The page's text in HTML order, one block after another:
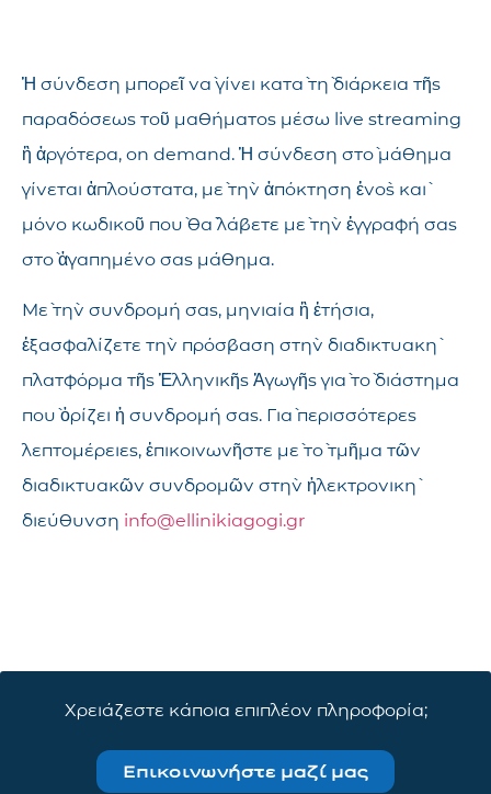
Ἡ σύνδεση μπορεῖ νὰ γίνει κατὰ τὴ διάρκεια τῆς
παραδόσεως τοῦ μαθήματος μέσω live streaming
ἢ ἀργότερα, on demand. Ἡ σύνδεση στὸ μάθημα
γίνεται ἁπλούστατα, μὲ τὴν ἀπόκτηση ἑνὸς καὶ
μόνο κωδικοῦ ποὺ θὰ λάβετε μὲ τὴν ἐγγραφή σας
στὸ ἀγαπημένο σας μάθημα.
Μὲ τὴν συνδρομή σας, μηνιαία ἢ ἐτήσια,
ἐξασφαλίζετε τὴν πρόσβαση στὴν διαδικτυακὴ
πλατφόρμα τῆς Ἑλληνικῆς Ἀγωγῆς γιὰ τὸ διάστημα
ποὺ ὁρίζει ἡ συνδρομή σας. Γιὰ περισσότερες
λεπτομέρειες, ἐπικοινωνῆστε μὲ τὸ τμῆμα τῶν
διαδικτυακῶν συνδρομῶν στὴν ἠλεκτρονικὴ
διεύθυνση info@ellinikiagogi.gr
Χρειάζεστε κάποια επιπλέον πληροφορία;
Επικοινωνήστε μαζί μας